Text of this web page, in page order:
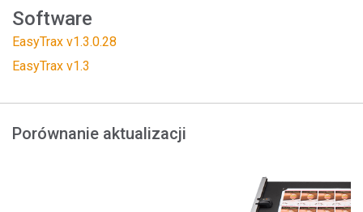
Software
EasyTrax v1.3.0.28
EasyTrax v1.3
Porównanie aktualizacji